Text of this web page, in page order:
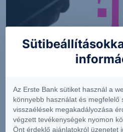
MTel: Változatlan
eredmény
Az Erste Bank sütiket használ a
könnyebb használat és megfelelő
visszaélések megakadályozása
végzett tevékenységek nyomon
Önt érdeklő ajánlatokról üzenetet